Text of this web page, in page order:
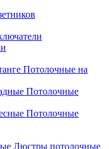
Потолочные на
Потолочные
Потолочные
Люстры потолочные